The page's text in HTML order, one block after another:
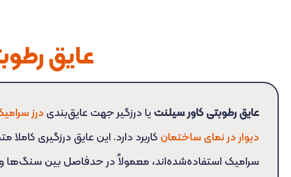
عایق
عایق رطوبتی کاور سیلنت یا درزگیر جهت عایق‌بندی درز
دیوار در نمای ساختمان کاربرد دارد. این عایق درزگیری
سرامیک استفاده‌شده‌اند، معمولاً در حدفاصل بین سنگ‌ها